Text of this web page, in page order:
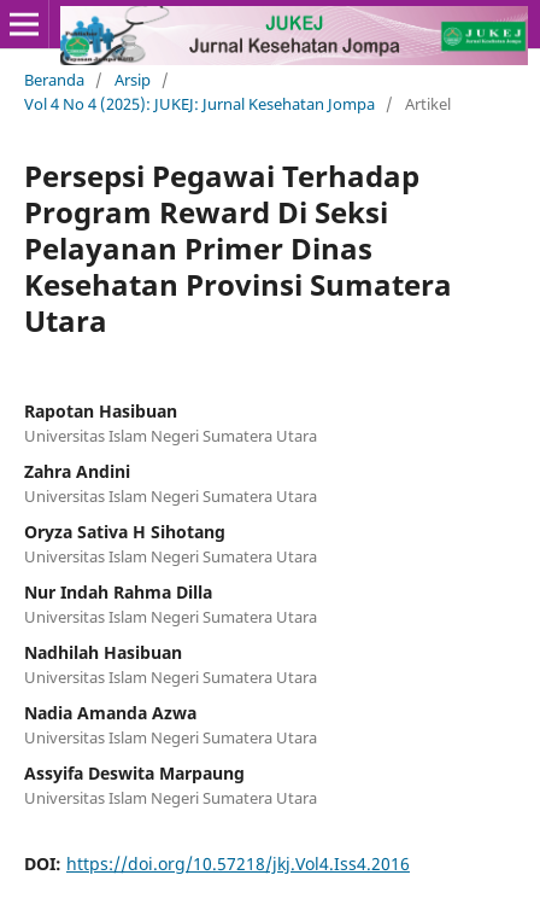
Beranda / Arsip /
Vol 4 No 4 (2025): JUKEJ: Jurnal Kesehatan Jompa / Artikel
Persepsi Pegawai Terhadap
Program Reward Di Seksi
Pelayanan Primer Dinas
Kesehatan Provinsi Sumatera
Utara
Rapotan Hasibuan
Universitas Islam Negeri Sumatera Utara
Zahra Andini
Universitas Islam Negeri Sumatera Utara
Oryza Sativa H Sihotang
Universitas Islam Negeri Sumatera Utara
Nur Indah Rahma Dilla
Universitas Islam Negeri Sumatera Utara
Nadhilah Hasibuan
Universitas Islam Negeri Sumatera Utara
Nadia Amanda Azwa
Universitas Islam Negeri Sumatera Utara
Assyifa Deswita Marpaung
Universitas Islam Negeri Sumatera Utara
DOI: https://doi.org/10.57218/jkj.Vol4.Iss4.2016